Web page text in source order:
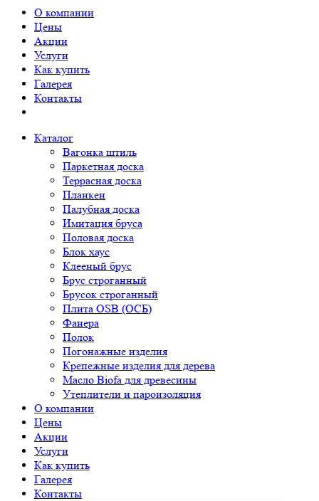
О компании
Цены
Акции
Услуги
Как купить
Галерея
Контакты
Каталог
Вагонка штиль
Паркетная доска
Террасная доска
Планкен
Палубная доска
Имитация бруса
Половая доска
Блок хаус
Клееный брус
Брус строганный
Брусок строганный
Плита OSB (ОСБ)
Фанера
Полок
Погонажные изделия
Крепежные изделия для дерева
Масло Biofa для древесины
Утеплители и пароизоляция
О компании
Цены
Акции
Услуги
Как купить
Галерея
Контакты